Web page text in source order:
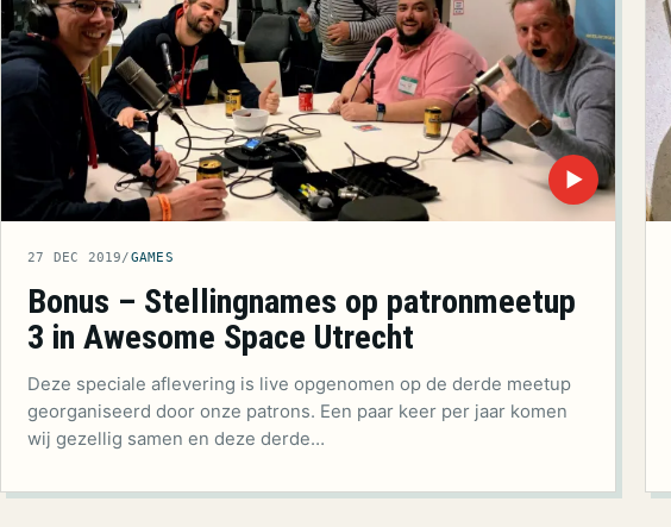
▶
27 DEC 2019/GAMES
Bonus – Stellingnames op patronmeetup
3 in Awesome Space Utrecht
Deze speciale aflevering is live opgenomen op de derde meetup
georganiseerd door onze patrons. Een paar keer per jaar komen
wij gezellig samen en deze derde…